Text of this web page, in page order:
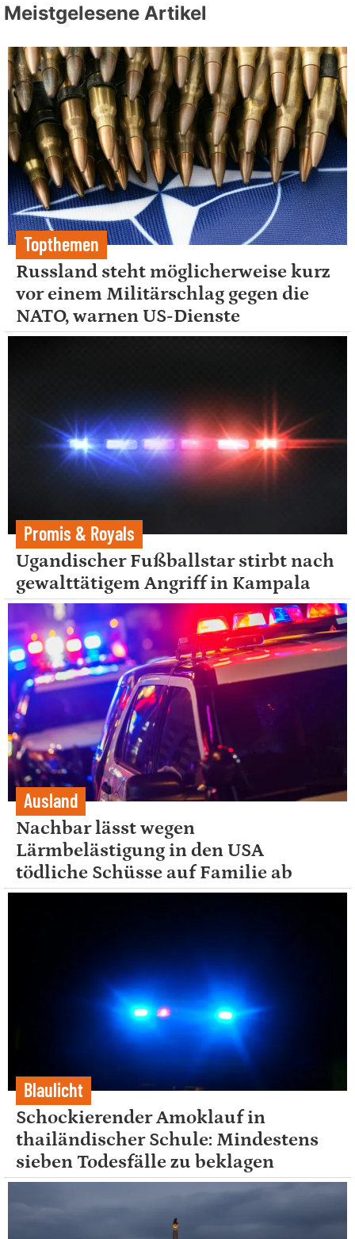
Meistgelesene Artikel
Topthemen
Russland steht möglicherweise kurz
vor einem Militärschlag gegen die
NATO, warnen US-Dienste
Promis & Royals
Ugandischer Fußballstar stirbt nach
gewalttätigem Angriff in Kampala
Ausland
Nachbar lässt wegen
Lärmbelästigung in den USA
tödliche Schüsse auf Familie ab
Blaulicht
Schockierender Amoklauf in
thailändischer Schule: Mindestens
sieben Todesfälle zu beklagen